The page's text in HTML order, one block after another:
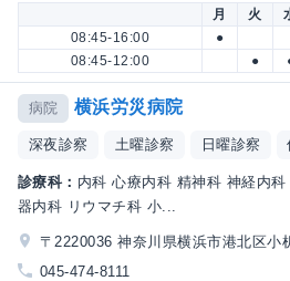
月 火
08:45-16:00
●
08:45-12:00
●
病院 横浜労災病院
深夜診察 土曜診察 日曜診察
診療科： 内科 心療内科 精神科 神経内
器内科 リウマチ科 小...
〒2220036 神奈川県横浜市港北区小
045-474-8111